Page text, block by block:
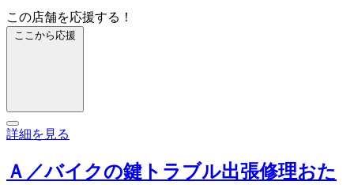
この店舗を応援する！
ここから応援
詳細を見る
Ａ／バイクの鍵トラブル出張修理おた